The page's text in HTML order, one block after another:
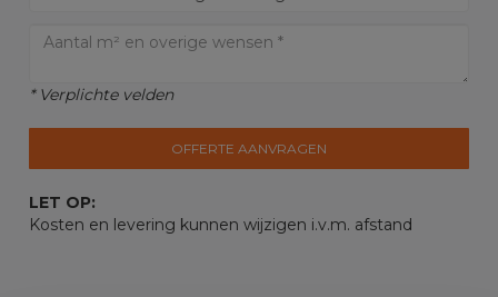
* Verplichte velden
OFFERTE AANVRAGEN
LET OP:
Kosten en levering kunnen wijzigen i.v.m. afstand